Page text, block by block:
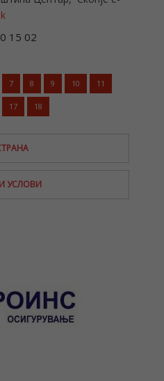
15 02
7 8 9 10 11
17 18
УСЛОВИ